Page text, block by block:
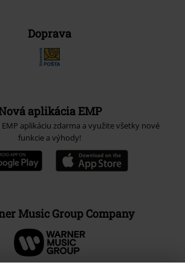
Doprava
aplikácia EMP
aplikáciu zdarma a využite všetky nové
funkcie a výhody!
Music Group Company